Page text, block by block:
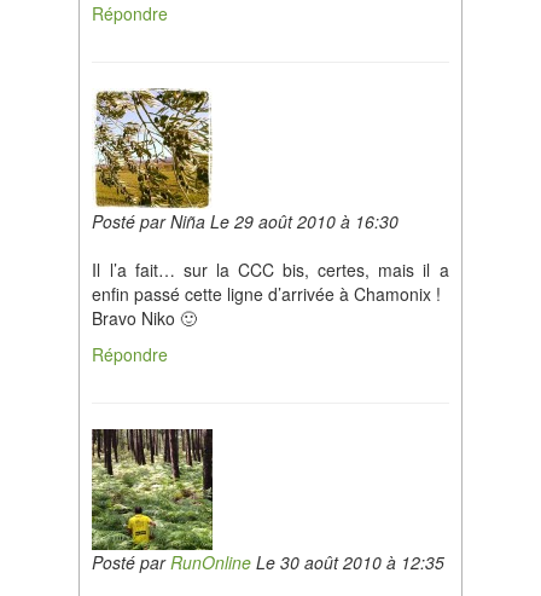
Répondre
Posté par Niña Le 29 août 2010 à 16:30
Il l’a fait… sur la CCC bis, certes, mais il a
enfin passé cette ligne d’arrivée à Chamonix !
Bravo Niko 🙂
Répondre
Posté parRunOnline Le 30 août 2010 à 12:35